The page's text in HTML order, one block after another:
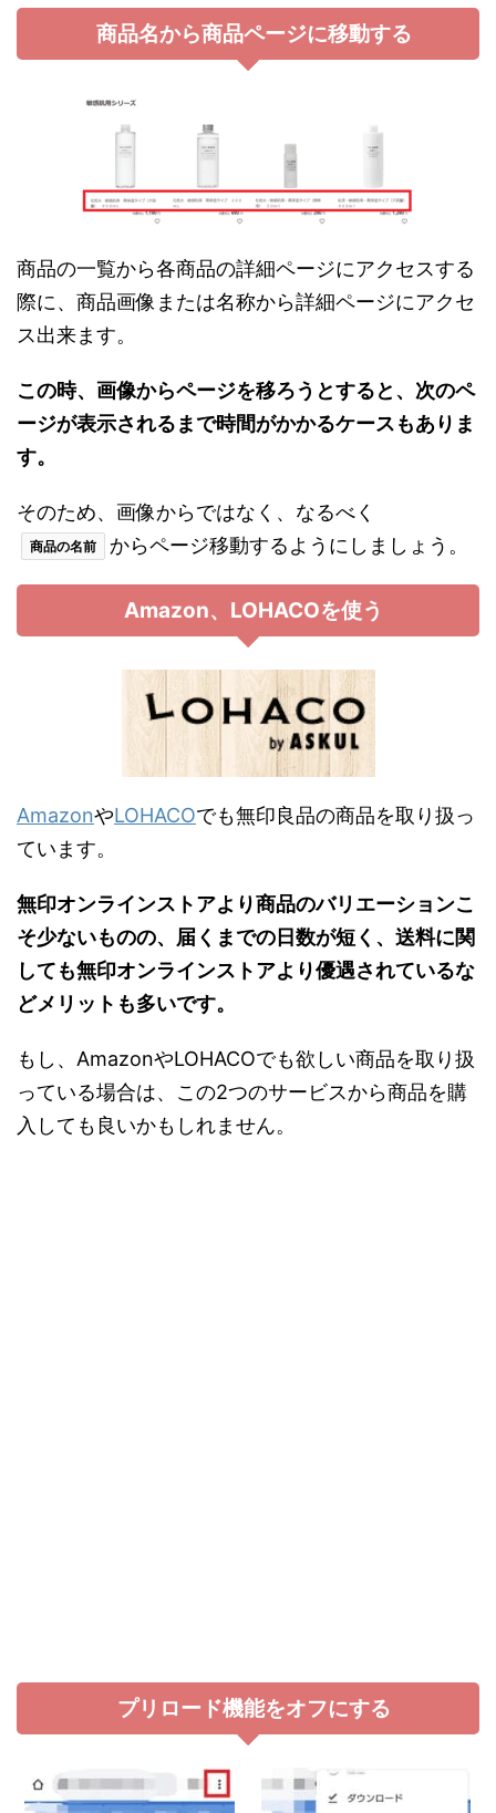
商品名から商品ページに移動する
商品の一覧から各商品の詳細ページにアクセスする
際に、商品画像または名称から詳細ページにアクセ
ス出来ます。
この時、画像からページを移ろうとすると、次のペ
ージが表示されるまで時間がかかるケースもありま
す。
そのため、画像からではなく、なるべく
商品の名前 からページ移動するようにしましょう。
Amazon、LOHACOを使う
AmazonやLOHACOでも無印良品の商品を取り扱っ
ています。
無印オンラインストアより商品のバリエーションこ
そ少ないものの、届くまでの日数が短く、送料に関
しても無印オンラインストアより優遇されているな
どメリットも多いです。
もし、AmazonやLOHACOでも欲しい商品を取り扱
っている場合は、この2つのサービスから商品を購
入しても良いかもしれません。
プリロード機能をオフにする